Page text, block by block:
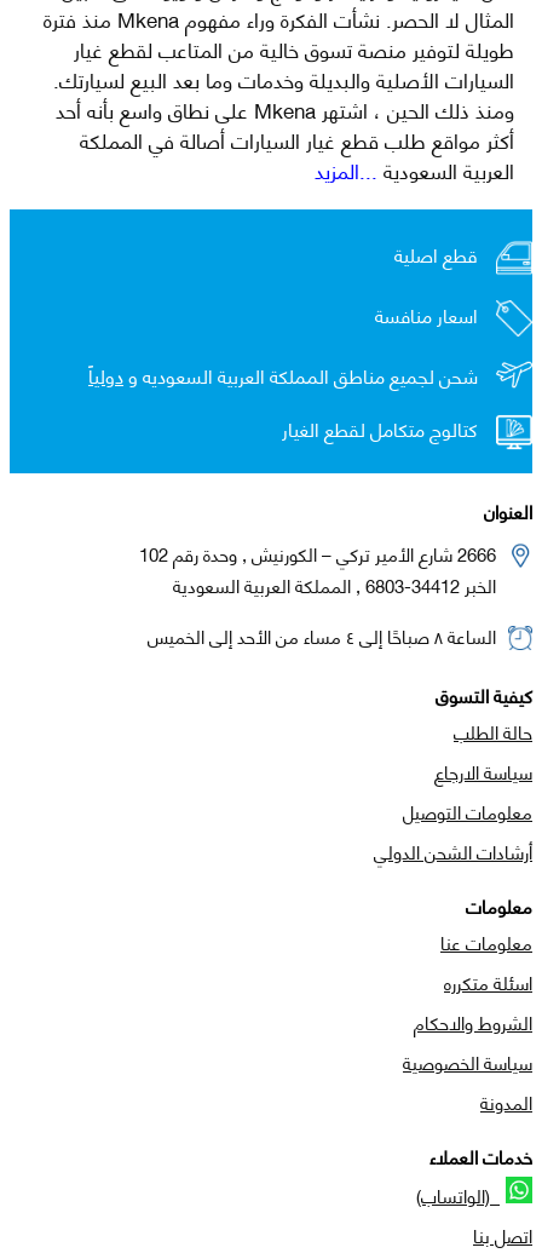
المثال لا الحصر. نشأت الفكرة وراء مفهوم Mkena منذ فترة
طويلة لتوفير منصة تسوق خالية من المتاعب لقطع غيار
السيارات الأصلية والبديلة وخدمات وما بعد البيع لسيارتك.
ومنذ ذلك الحين ، اشتهر Mkena على نطاق واسع بأنه أحد
أكثر مواقع طلب قطع غيار السيارات أصالة في المملكة
العربية السعودية...المزيد
قطع اصلية
اسعار منافسة
شحن لجميع مناطق المملكة العربية السعوديه ودولياً
كتالوج متكامل لقطع الغيار
العنوان
2666 شارع الأمير تركي – الكورنيش , وحدة رقم 102
الخبر 34412-6803 , المملكة العربية السعودية
الساعة ٨ صباحًا إلى ٤ مساء من الأحد إلى الخميس
كيفية التسوق
حالة الطلب
سياسة الارجاع
معلومات التوصيل
أرشادات الشحن الدولي
معلومات
معلومات عنا
اسئلة متكرره
الشروط والاحكام
سياسة الخصوصية
المدونة
خدمات العملاء
(الواتساب)
اتصل بنا